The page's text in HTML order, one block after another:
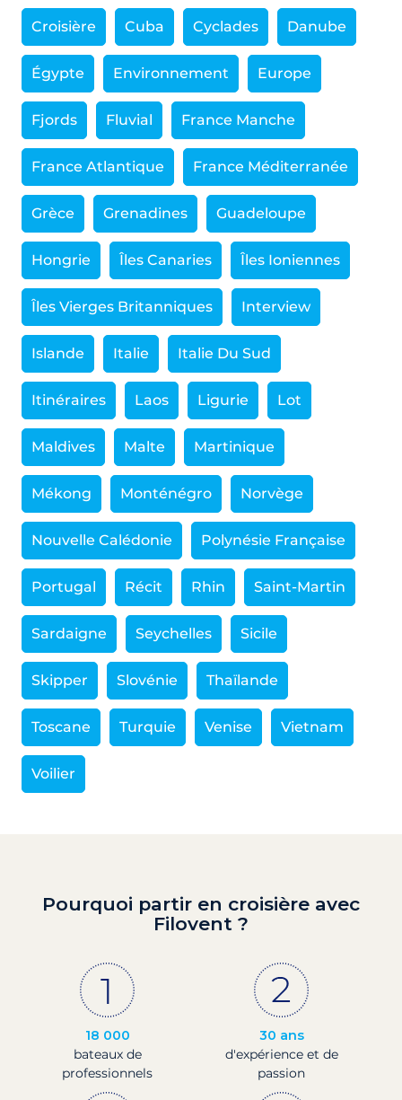
Croisière Cuba Cyclades Danube
Égypte Environnement Europe
Fjords Fluvial France Manche
France Atlantique France Méditerranée
Grèce Grenadines Guadeloupe
Hongrie Îles Canaries Îles Ioniennes
Îles Vierges Britanniques Interview
Islande Italie Italie Du Sud
Itinéraires Laos Ligurie Lot
Maldives Malte Martinique
Mékong Monténégro Norvège
Nouvelle Calédonie Polynésie Française
Portugal Récit Rhin Saint-Martin
Sardaigne Seychelles Sicile
Skipper Slovénie Thaïlande
Toscane Turquie Venise Vietnam
Voilier
Pourquoi partir en croisière avec
Filovent ?
18 000
bateaux de
professionnels
30 ans
d'expérience et de
passion